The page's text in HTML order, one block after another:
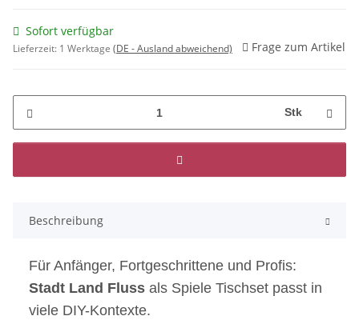
Sofort verfügbar
Lieferzeit: 1 Werktage (DE - Ausland abweichend) Frage zum Artikel
Stk
Beschreibung
Für Anfänger, Fortgeschrittene und Profis:
Stadt Land Fluss als Spiele Tischset passt in
viele DIY-Kontexte.